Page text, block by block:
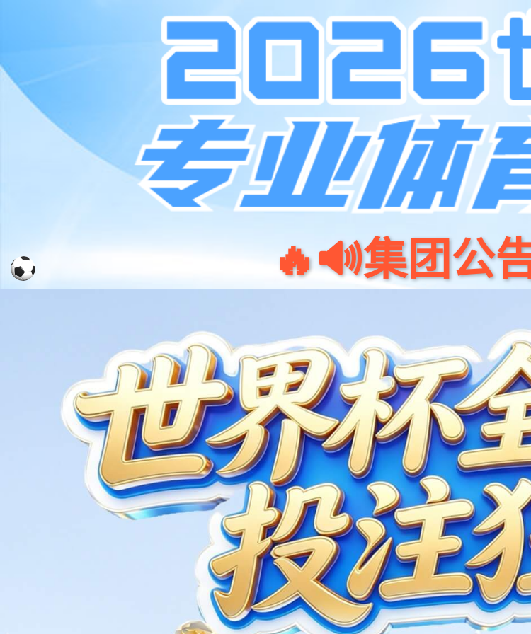
赢博(中国区)有限公司官网
对象已移动
此处
【网站地图】
【sitemap